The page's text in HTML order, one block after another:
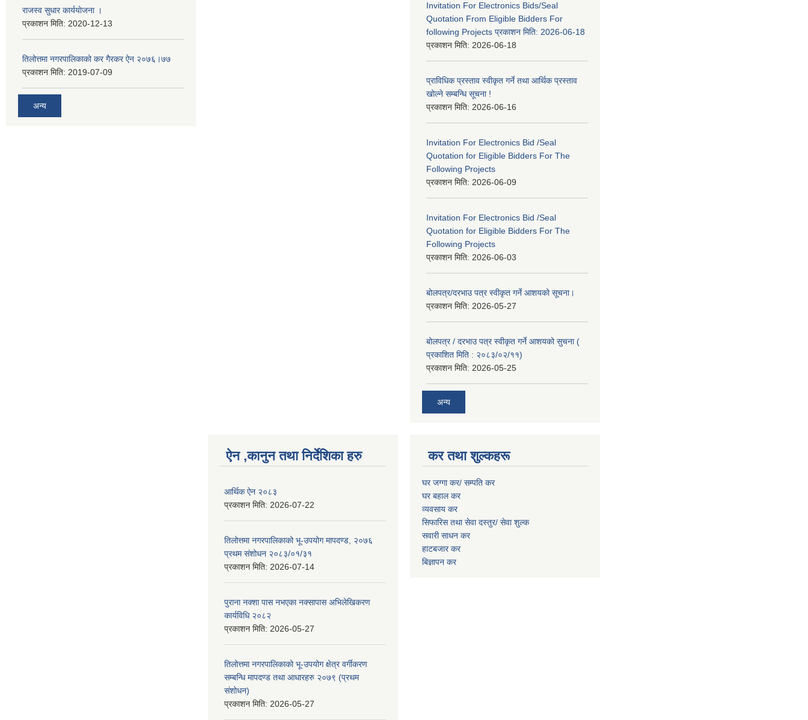
राजस्व सुधार कार्ययाेजना ।
प्रकाशन मिति: 2020-12-13
तिलोत्तमा नगरपालिकाको कर गैरकर ऐन २०७६।७७
प्रकाशन मिति: 2019-07-09
अन्य
Invitation For Electronics Bids/Seal
Quotation From Eligible Bidders For
following Projects प्रकाशन मिति: 2026-06-18
प्रकाशन मिति: 2026-06-18
प्राविधिक प्रस्ताव स्वीकृत गर्ने तथा आर्थिक प्रस्ताव
खोल्ने सम्बन्धि सूचना !
प्रकाशन मिति: 2026-06-16
Invitation For Electronics Bid /Seal
Quotation for Eligible Bidders For The
Following Projects
प्रकाशन मिति: 2026-06-09
Invitation For Electronics Bid /Seal
Quotation for Eligible Bidders For The
Following Projects
प्रकाशन मिति: 2026-06-03
बोलपत्र/दरभाउ पत्र स्वीकृत गर्ने आशयको सूचना।
प्रकाशन मिति: 2026-05-27
बोलपत्र / दरभाउ पत्र स्वीकृत गर्ने आशयको सुचना (
प्रकाशित मिति : २०८३/०२/११)
प्रकाशन मिति: 2026-05-25
अन्य
ऐन ,कानुन तथा निर्देशिका हरु
आर्थिक ऐन २०८३
प्रकाशन मिति: 2026-07-22
तिलोत्तमा नगरपालिकाको भू-उपयोग मापदण्ड, २०७६
प्रथम संशोधन २०८३/०१/३१
प्रकाशन मिति: 2026-07-14
पुराना नक्शा पास नभएका नक्सापास अभिलेखिकरण
कार्यविधि २०८२
प्रकाशन मिति: 2026-05-27
तिलोत्तमा नगरपालिकाको भू-उपयोग क्षेत्र वर्गीकरण
सम्बन्धि मापदण्ड तथा आधारहरु २०७९ (प्रथम
संशोधन)
प्रकाशन मिति: 2026-05-27
कर तथा शुल्कहरू
घर जग्गा कर/ सम्पति कर
घर बहाल कर
व्यवसाय कर
सिफारिस तथा सेवा दस्तुर/ सेवा शुल्क
सवारी साधन कर
हाटबजार कर
बिज्ञापन कर